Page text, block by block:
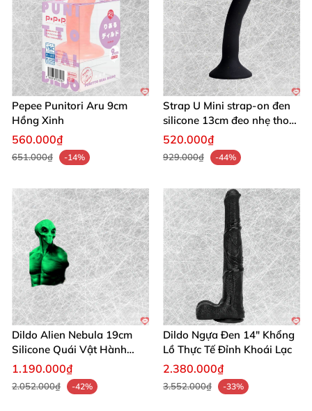
Pepee Punitori Aru 9cm
Hồng Xinh
560.000₫
651.000₫ -14%
Strap U Mini strap-on đen
silicone 13cm đeo nhẹ thoải
mái
520.000₫
929.000₫ -44%
Dildo Alien Nebula 19cm
Silicone Quái Vật Hành
Tinh
1.190.000₫
2.052.000₫ -42%
Dildo Ngựa Đen 14" Khổng
Lồ Thực Tế Đỉnh Khoái Lạc
2.380.000₫
3.552.000₫ -33%